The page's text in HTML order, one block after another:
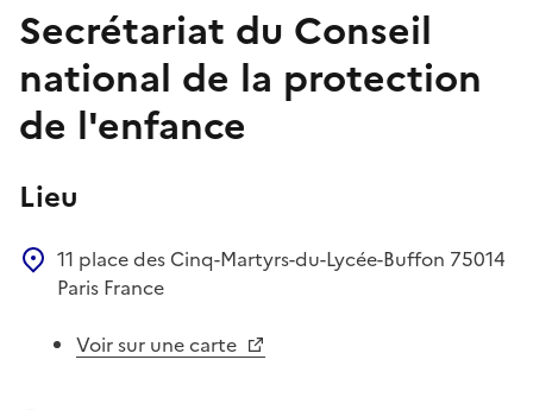
Secrétariat du Conseil
national de la protection
de l'enfance
Lieu
11 place des Cinq-Martyrs-du-Lycée-Buffon 75014
Paris France
Voir sur une carte